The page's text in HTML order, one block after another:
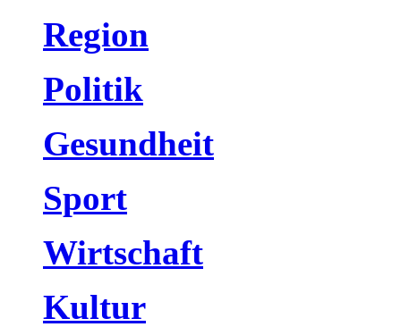
Region
Politik
Gesundheit
Sport
Wirtschaft
Kultur